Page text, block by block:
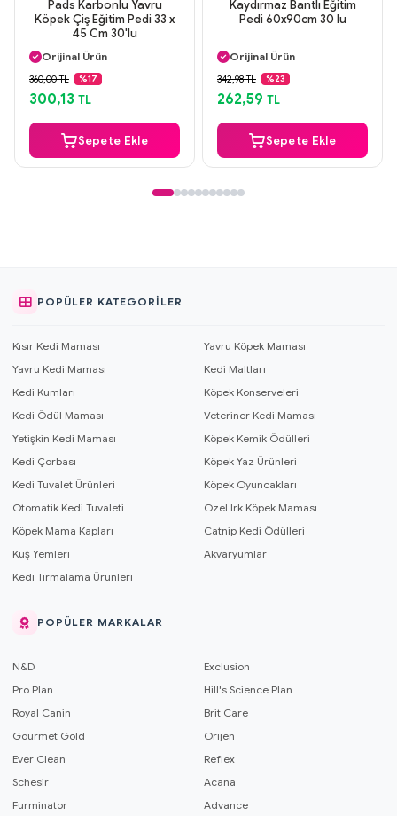
Pads Karbonlu Yavru
Köpek Çiş Eğitim Pedi 33 x
45 Cm 30'lu
Aynı Gün Kargo
Orijinal Ürün
Güvenli Ödeme
Aynı Gün Kargo
360,00 TL %17
300,13 TL
Sepete Ekle
Kaydırmaz Bantlı Eğitim
Pedi 60x90cm 30 lu
Orijinal Ürün
Güvenli Ödeme
Aynı Gün Kargo
342,98 TL %23
262,59 TL
Sepete Ekle
POPÜLER KATEGORILER
Kısır Kedi Maması
Yavru Köpek Maması
Yavru Kedi Maması
Kedi Maltları
Kedi Kumları
Köpek Konserveleri
Kedi Ödül Maması
Veteriner Kedi Maması
Yetişkin Kedi Maması
Köpek Kemik Ödülleri
Kedi Çorbası
Köpek Yaz Ürünleri
Kedi Tuvalet Ürünleri
Köpek Oyuncakları
Otomatik Kedi Tuvaleti
Özel Irk Köpek Maması
Köpek Mama Kapları
Catnip Kedi Ödülleri
Kuş Yemleri
Akvaryumlar
Kedi Tırmalama Ürünleri
POPÜLER MARKALAR
N&D
Exclusion
Pro Plan
Hill's Science Plan
Royal Canin
Brit Care
Gourmet Gold
Orijen
Ever Clean
Reflex
Schesir
Acana
Furminator
Advance